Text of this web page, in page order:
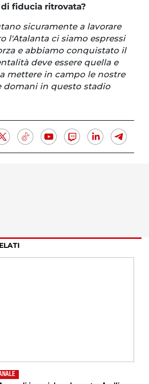
fiducia ritrovata?
sicuramente a lavorare
l'Atalanta ci siamo espressi
e abbiamo conquistato il
deve essere quella e
mettere in campo le nostre
domani in questo stadio